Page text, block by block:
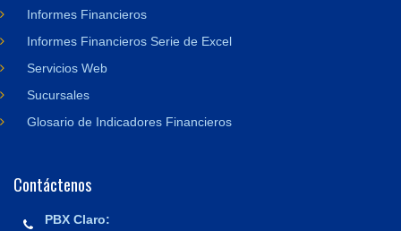
Informes Financieros
Informes Financieros Serie de Excel
Servicios Web
Sucursales
Glosario de Indicadores Financieros
Contáctenos
PBX Claro: